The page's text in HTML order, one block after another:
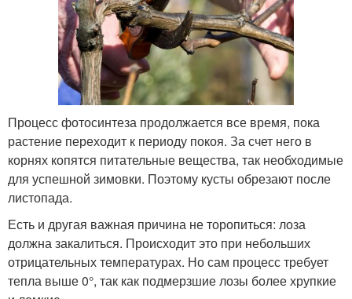
Процесс фотосинтеза продолжается все время, пока
растение переходит к периоду покоя. За счет него в
корнях копятся питательные вещества, так необходимые
для успешной зимовки. Поэтому кусты обрезают после
листопада.
Есть и другая важная причина не торопиться: лоза
должна закалиться. Происходит это при небольших
отрицательных температурах. Но сам процесс требует
тепла выше 0°, так как подмерзшие лозы более хрупкие